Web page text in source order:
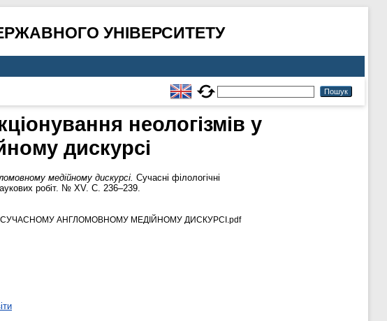
УНІВЕРСИТЕТУ
неологізмів у
дискурсі
медійному дискурсі. Сучасні філологічні
робіт. № XV. С. 236–239.
СУЧАСНОМУ АНГЛОМОВНОМУ МЕДІЙНОМУ ДИСКУРСІ.pdf